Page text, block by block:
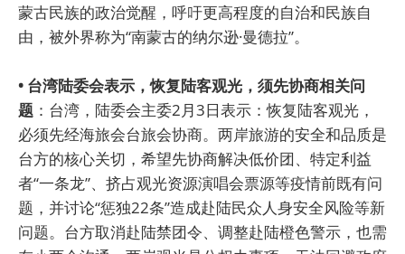
蒙古民族的政治觉醒，呼吁更高程度的自治和民族自
由，被外界称为“南蒙古的纳尔逊·曼德拉”。
• 台湾陆委会表示，恢复陆客观光，须先协商相关问
题 ：台湾，陆委会主委2月3日表示：恢复陆客观光，
必须先经海旅会台旅会协商。两岸旅游的安全和品质是
台方的核心关切，希望先协商解决低价团、特定利益
者“一条龙”、挤占观光资源演唱会票源等疫情前既有问
题，并讨论“惩独22条”造成赴陆民众人身安全风险等新
问题。台方取消赴陆禁团令、调整赴陆橙色警示，也需